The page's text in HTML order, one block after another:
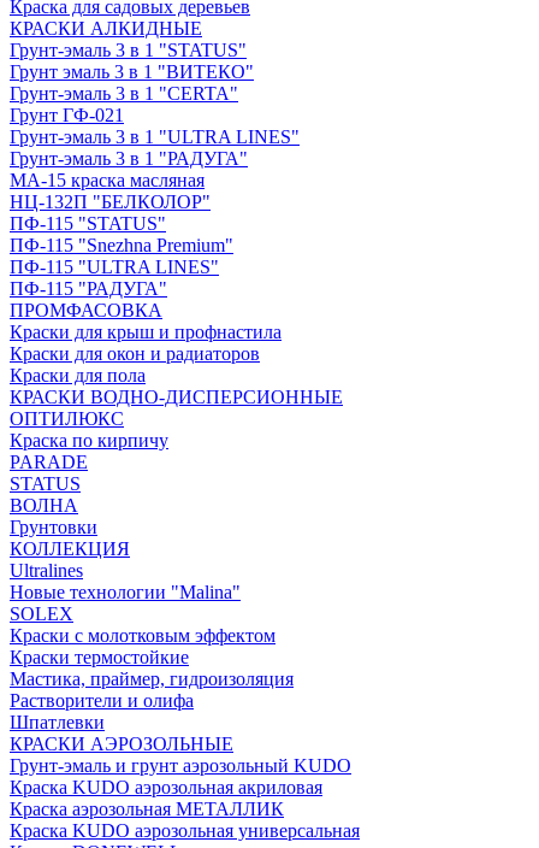
Краска для садовых деревьев
КРАСКИ АЛКИДНЫЕ
Грунт-эмаль 3 в 1 "STATUS"
Грунт эмаль 3 в 1 "ВИТЕКО"
Грунт-эмаль 3 в 1 "CERTA"
Грунт ГФ-021
Грунт-эмаль 3 в 1 "ULTRA LINES"
Грунт-эмаль 3 в 1 "РАДУГА"
МА-15 краска масляная
НЦ-132П "БЕЛКОЛОР"
ПФ-115 "STATUS"
ПФ-115 "Snezhna Premium"
ПФ-115 "ULTRA LINES"
ПФ-115 "РАДУГА"
ПРОМФАСОВКА
Краски для крыш и профнастила
Краски для окон и радиаторов
Краски для пола
КРАСКИ ВОДНО-ДИСПЕРСИОННЫЕ
ОПТИЛЮКС
Краска по кирпичу
PARADE
STATUS
ВОЛНА
Грунтовки
КОЛЛЕКЦИЯ
Ultralines
Новые технологии "Malina"
SOLEX
Краски с молотковым эффектом
Краски термостойкие
Мастика, праймер, гидроизоляция
Растворители и олифа
Шпатлевки
КРАСКИ АЭРОЗОЛЬНЫЕ
Грунт-эмаль и грунт аэрозольный KUDO
Краска KUDO аэрозольная акриловая
Краска аэрозольная МЕТАЛЛИК
Краска KUDO аэрозольная универсальная